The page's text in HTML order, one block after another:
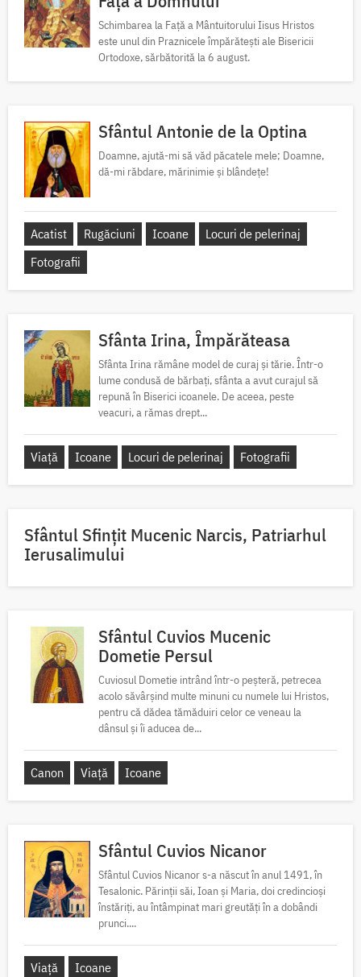
Schimbarea la Față a Mântuitorului Iisus Hristos
este unul din Praznicele împărătești ale Bisericii
Ortodoxe, sărbătorită la 6 august.
Sfântul Antonie de la Optina
Doamne, ajută-mi să văd păcatele mele; Doamne,
dă-mi răbdare, mărinimie şi blândeţe!
Acatist Rugăciuni Icoane
Locuri de pelerinaj
Fotografii
Sfânta Irina, Împărăteasa
Sfânta Irina rămâne model de curaj și tărie. Într-o
lume condusă de bărbați, sfânta a avut curajul să
repună în Biserici icoanele. De aceea, peste
veacuri, a rămas drept...
Viață Icoane Locuri de pelerinaj Fotografii
Sfântul Sfinţit Mucenic Narcis, Patriarhul
Ierusalimului
Sfântul Cuvios Mucenic
Dometie Persul
Cuviosul Dometie intrând într-o peșteră, petrecea
acolo săvârșind multe minuni cu numele lui Hristos,
pentru că dădea tămăduiri celor ce veneau la
dânsul și îi aducea de...
Canon Viață Icoane
Sfântul Cuvios Nicanor
Sfântul Cuvios Nicanor s-a născut în anul 1491, în
Tesalonic. Părinții săi, Ioan și Maria, doi credincioși
înstăriți, au întâmpinat mari greutăți în a dobândi
prunci....
Viață Icoane